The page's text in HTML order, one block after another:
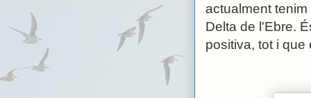
actualment
Delta de l'Ebre.
positiva, tot i